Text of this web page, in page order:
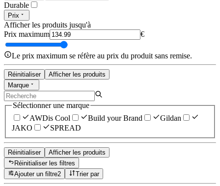
Durable
Prix
Afficher les produits jusqu'à
Prix maximum
€
Le prix maximum se réfère au prix du produit sans remise.
Réinitialiser
Afficher les produits
Marque
Sélectionner une marque
AWDis Cool
Build your Brand
Gildan
JAKO
SPREAD
Réinitialiser
Afficher les produits
Réinitialiser les filtres
Ajouter un filtre2 Trier par